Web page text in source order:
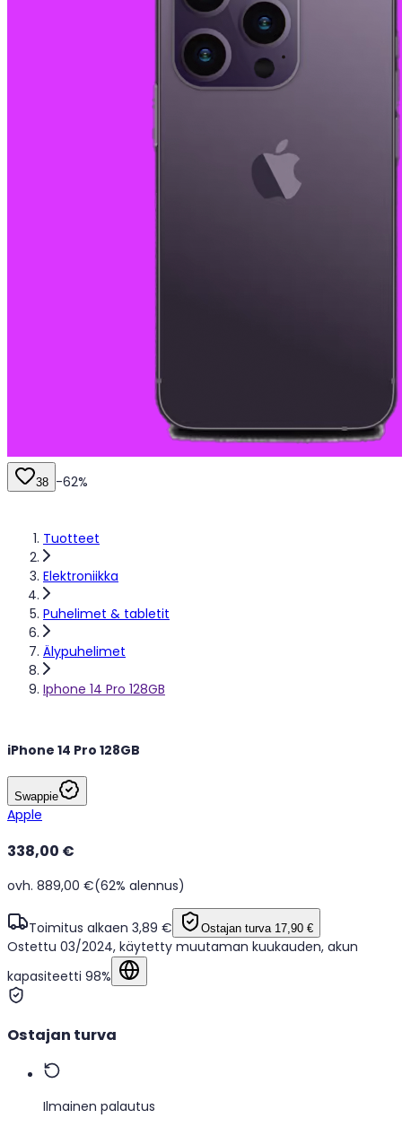
Tuotteet
Elektroniikka
Puhelimet & tabletit
Älypuhelimet
Iphone 14 Pro 128GB
38 -62%
iPhone 14 Pro 128GB
Swappie
Apple
Ostettu 03/2024, käytetty muutaman kuukauden, akun
kapasiteetti 98%
338,00 €
ovh. 889,00 €(62% alennus)
Toimitus alkaen 3,89 € Ostajan turva 17,90 €
Ostajan turva
Ilmainen palautus